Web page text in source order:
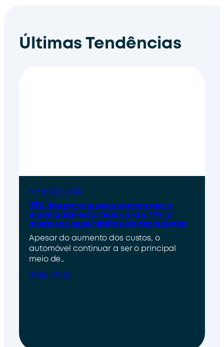
Últimas Tendências
4 Agosto 2026
93% dos portugueses sentem que a
mobilidade está mais cara e 77% já
mudou os seus hábitos de deslocação
Apesar do aumento dos custos, o
automóvel continuar a ser o principal
meio de…
SABE MAIS